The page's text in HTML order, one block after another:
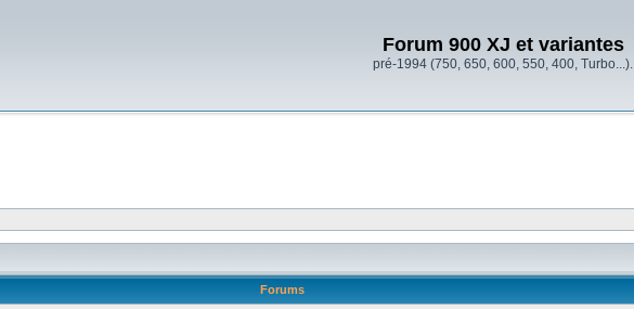
Forum 900 XJ et variantes
pré-1994 (750, 650, 600, 550, 400, Turbo...).
Forums